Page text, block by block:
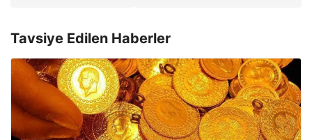
Tavsiye Edilen Haberler